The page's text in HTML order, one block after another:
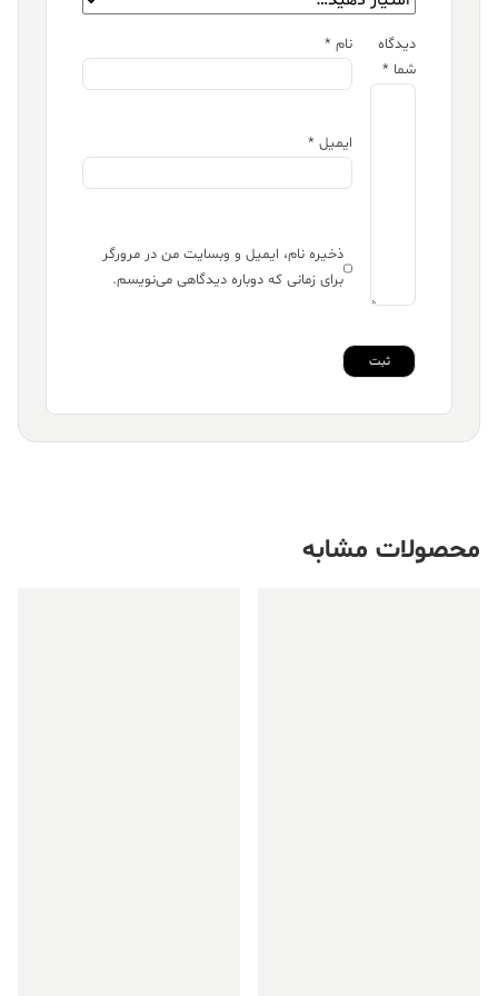
دیدگاه
شما *
نام *
ایمیل *
ذخیره نام، ایمیل و وبسایت من در مرورگر
برای زمانی که دوباره دیدگاهی می‌نویسم.
محصولات مشابه